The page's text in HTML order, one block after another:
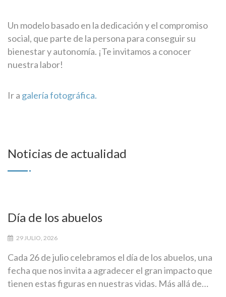
Un modelo basado en la dedicación y el compromiso
social, que parte de la persona para conseguir su
bienestar y autonomía. ¡Te invitamos a conocer
nuestra labor!
Ir a galería fotográfica.
Noticias de actualidad
Día de los abuelos
29 JULIO, 2026
Cada 26 de julio celebramos el día de los abuelos, una
fecha que nos invita a agradecer el gran impacto que
tienen estas figuras en nuestras vidas. Más allá de…